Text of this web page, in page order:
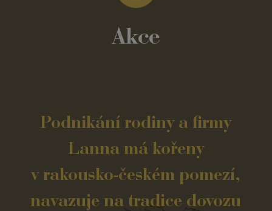
Akce
Podnikání rodiny a firmy
Lanna má kořeny
v rakousko-českém pomezí,
navazuje na tradice dovozu